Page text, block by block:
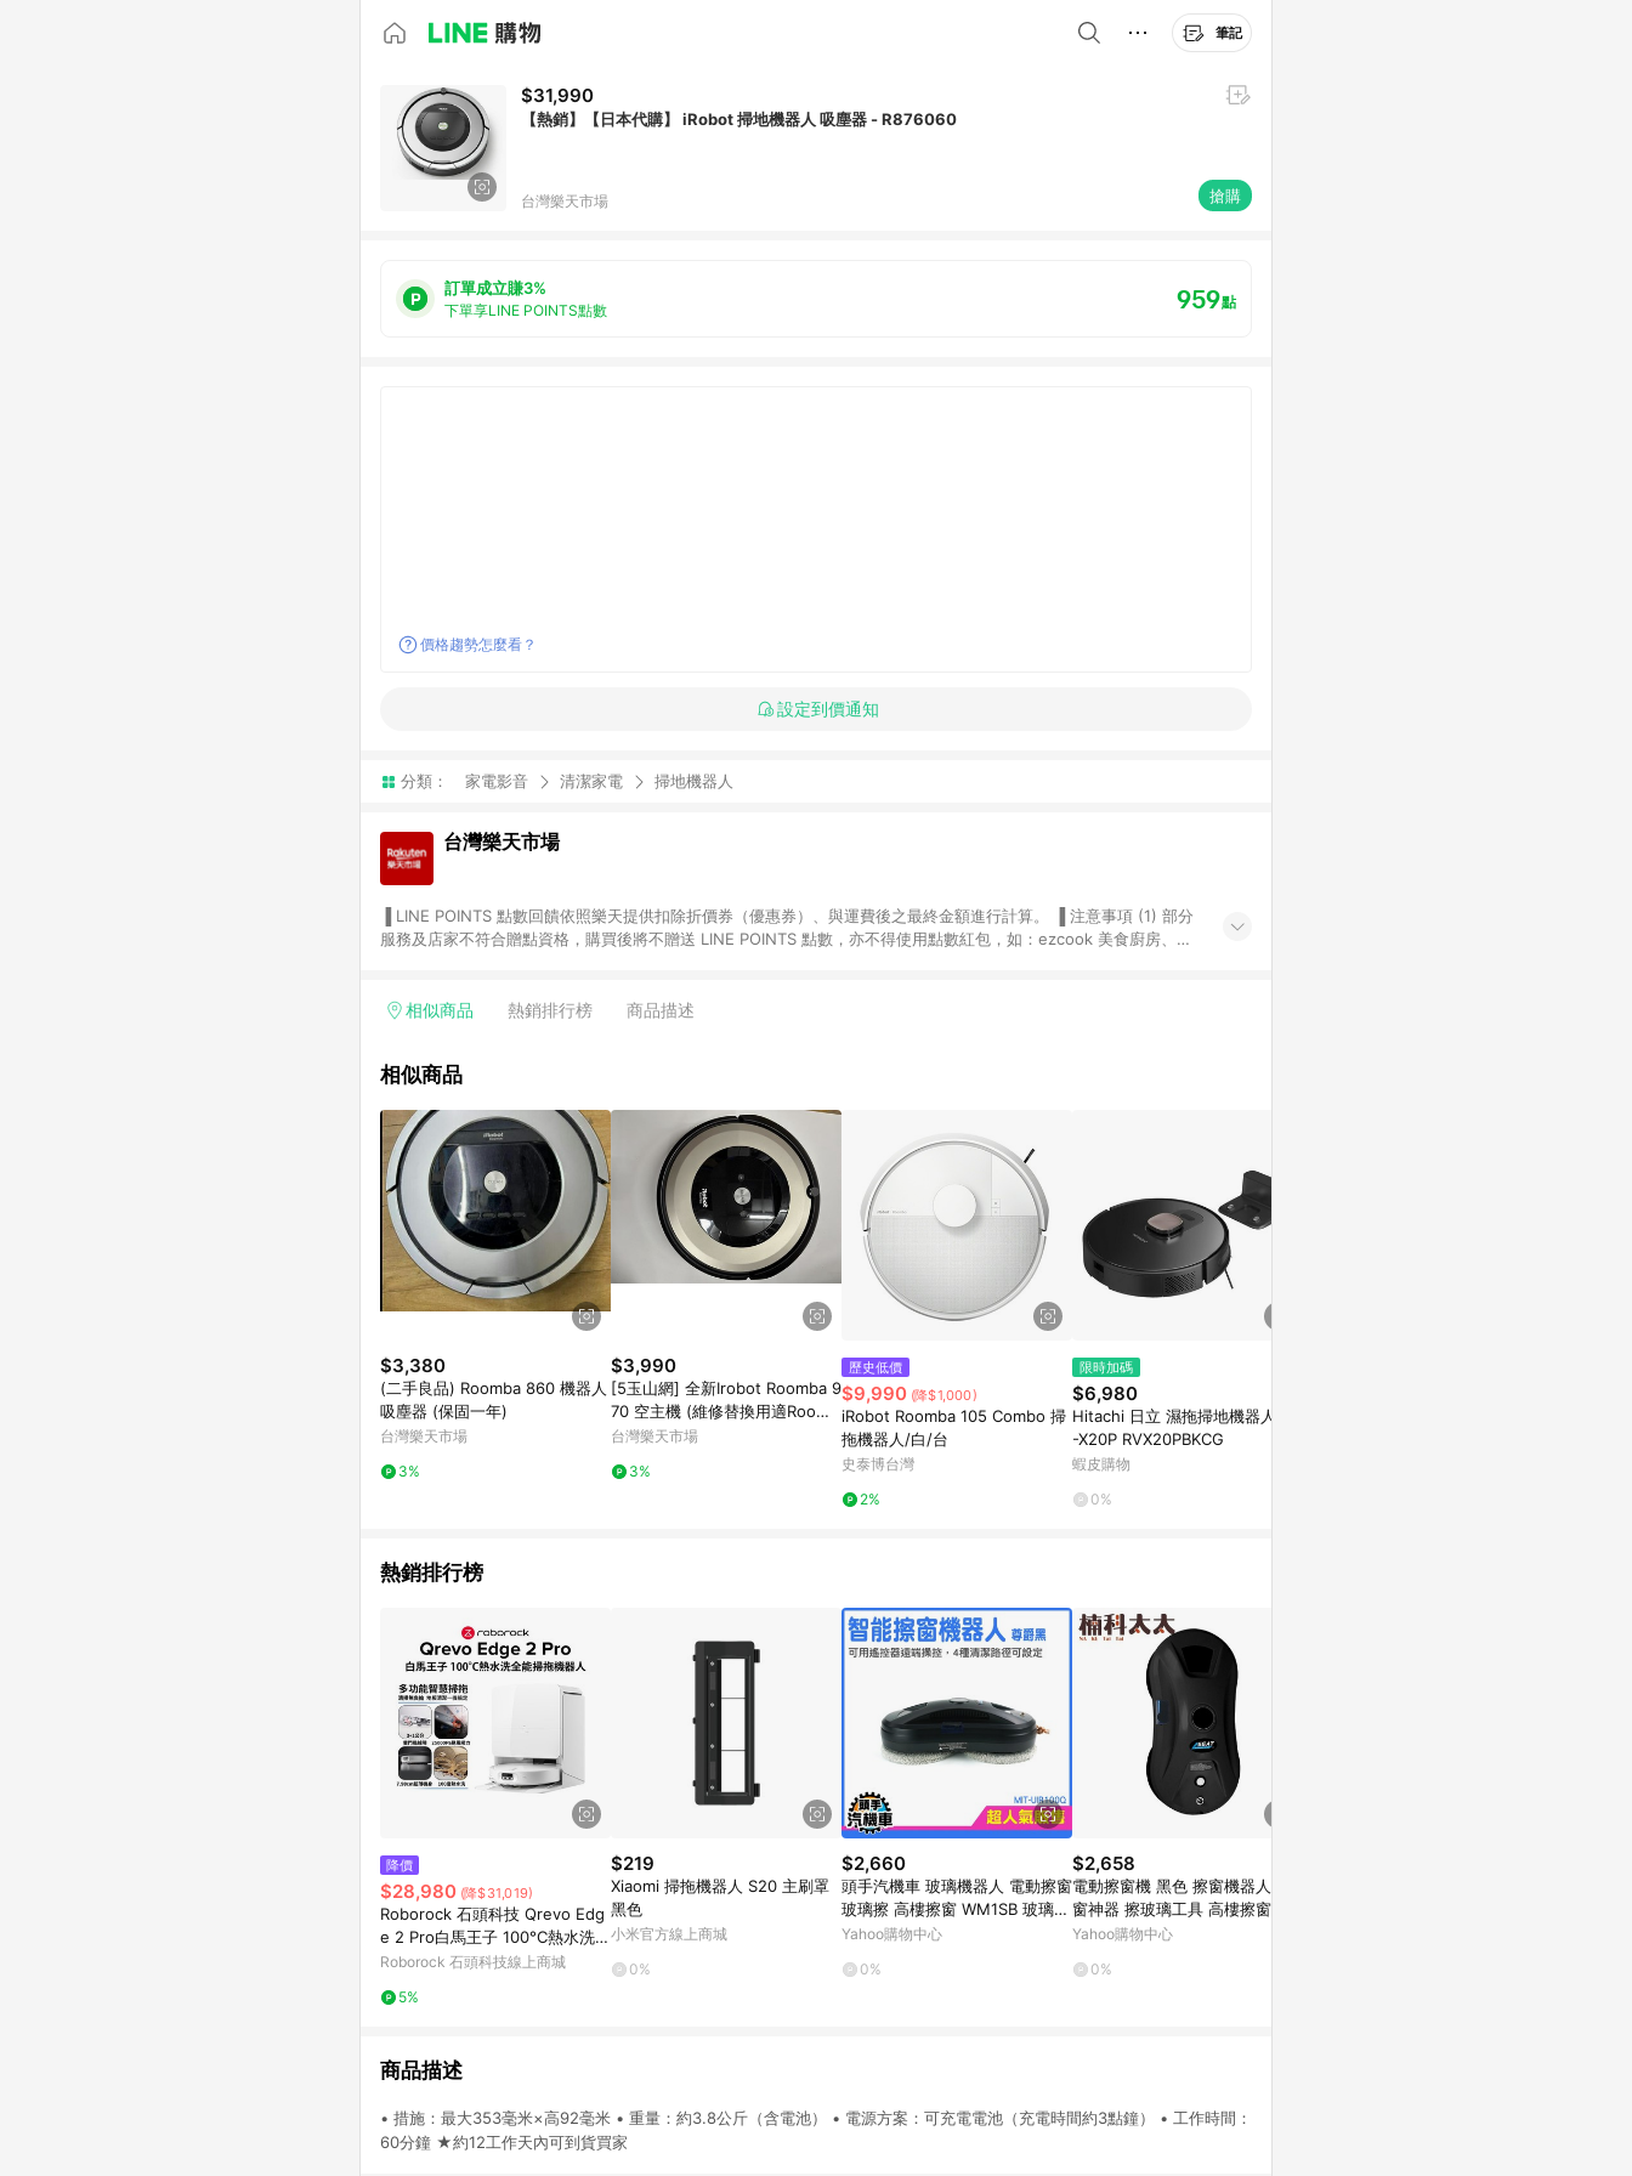
筆記
$31,990
【熱銷】【日本代購】 iRobot 掃地機器人 吸塵器 - R876060
台灣樂天市場 搶購
訂單成立賺3%
下單享LINE POINTS點數 959點
價格趨勢怎麼看？
設定到價通知
分類： 家電影音 清潔家電 掃地機器人
台灣樂天市場
服務及店家不符合贈點資格，購買後將不贈送 LINE POINTS 點數，亦不得使用點數紅包，如：ezcook 美食廚房、樂
享有 LINE POINTS 回饋。 (3) 若購買之訂單（包含預購商品）未符合樂天市場 45 天內完成訂單出貨及結帳，則不符
會有時間差，如顯示之商品規格、顏色、價位、贈品與台灣樂天市場銷售網頁不符，以銷售網頁標示為準。 (6) 導購訂
點數回饋或點數回饋有爭議，台灣樂天市場保有更改條款與法律追訴之權利，活動詳情以樂天市場網站公告為準。
相似商品 熱銷排行榜 商品描述
相似商品
$3,380
(二手良品) Roomba 860 機器人
吸塵器 (保固一年)
台灣樂天市場
3%
$3,990
[5玉山網] 全新Irobot Roomba 9
70 空主機 (維修替換用適Roomb
a 960 系列
台灣樂天市場
3%
歷史低價
$9,990 (降$1,000)
iRobot Roomba 105 Combo 掃
拖機器人/白/台
史泰博台灣
2%
限時加碼
$6,980
Hitachi 日立 濕拖掃地機器人 RV
-X20P RVX20PBKCG
蝦皮購物
0%
熱銷排行榜
降價
$28,980 (降$31,019)
Roborock 石頭科技 Qrevo Edg
e 2 Pro白馬王子 100°C熱水洗全
能掃拖機器人(雙門檻越障3+1c
熱水洗/三重零纏繞)
Roborock 石頭科技線上商城
5%
$219
Xiaomi 掃拖機器人 S20 主刷罩
黑色
小米官方線上商城
0%
$2,660
頭手汽機車 玻璃機器人 電動擦窗
玻璃擦 高樓擦窗 WM1SB 玻璃清
潔器 洗窗戶 擦玻璃 洗窗機器人
Yahoo購物中心
0%
$2,658
電動擦窗機 黑色 擦窗機器人 洗
窗神器 擦玻璃工具 高樓擦窗 刮
水器 玻璃清潔 電動擦窗機 WM1
Yahoo購物中心
0%
商品描述
• 措施：最大353毫米×高92毫米 • 重量：約3.8公斤（含電池） • 電源方案：可充電電池（充電時間約3點鐘） • 工作時間：
60分鐘 ★約12工作天內可到貨買家